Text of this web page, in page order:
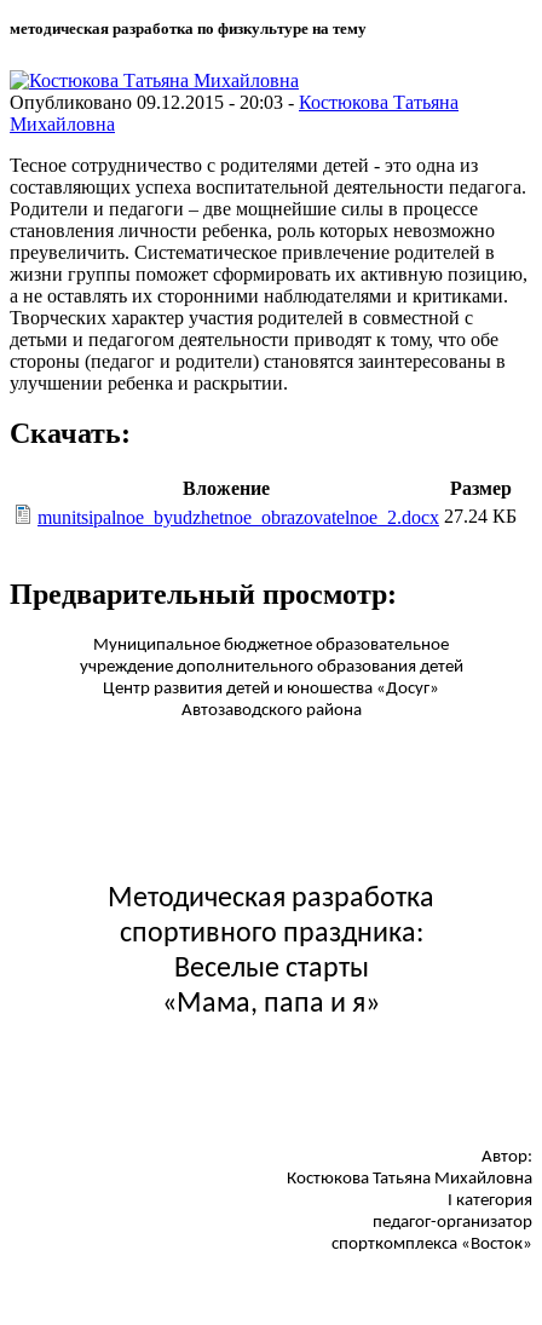
методическая разработка по физкультуре на тему
Опубликовано 09.12.2015 - 20:03 - Костюкова Татьяна
Михайловна
Тесное сотрудничество с родителями детей - это одна из
составляющих успеха воспитательной деятельности педагога.
Родители и педагоги – две мощнейшие силы в процессе
становления личности ребенка, роль которых невозможно
преувеличить. Систематическое привлечение родителей в
жизни группы поможет сформировать их активную позицию,
а не оставлять их сторонними наблюдателями и критиками.
Творческих характер участия родителей в совместной с
детьми и педагогом деятельности приводят к тому, что обе
стороны (педагог и родители) становятся заинтересованы в
улучшении ребенка и раскрытии.
Скачать:
Вложение
Размер
munitsipalnoe_byudzhetnoe_obrazovatelnoe_2.docx 27.24 КБ
Предварительный просмотр:
Муниципальное бюджетное образовательное
учреждение дополнительного образования детей
Центр развития детей и юношества «Досуг»
Автозаводского района
Методическая разработка
спортивного праздника:
Веселые старты
«Мама, папа и я»
Автор:
Костюкова Татьяна Михайловна
I категория
педагог-организатор
спорткомплекса «Восток»